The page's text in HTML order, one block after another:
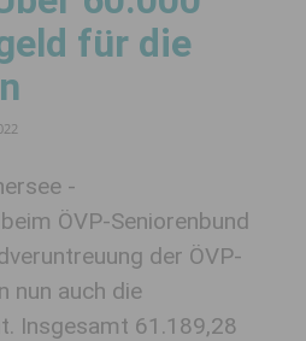
für die
-
ÖVP-Seniorenbund
der ÖVP-
nun auch die
Insgesamt 61.189,28